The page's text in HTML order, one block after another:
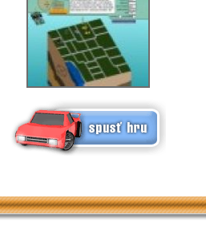
Spusť online hru zdarma